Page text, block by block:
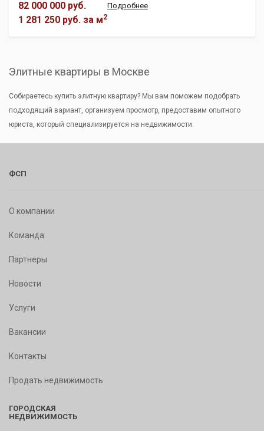
82 000 000 руб.
1 281 250 руб. за м2
Подробнее
Элитные квартиры в Москве
Собираетесь купить элитную квартиру? Мы вам поможем подобрать
подходящий вариант, организуем просмотр, предоставим опытного
юриста, который специализируется на недвижимости.
ФСП
О компании
Команда
Партнеры
Новости
Услуги
Вакансии
Контакты
Продать недвижимость
ГОРОДСКАЯ
НЕДВИЖИМОСТЬ